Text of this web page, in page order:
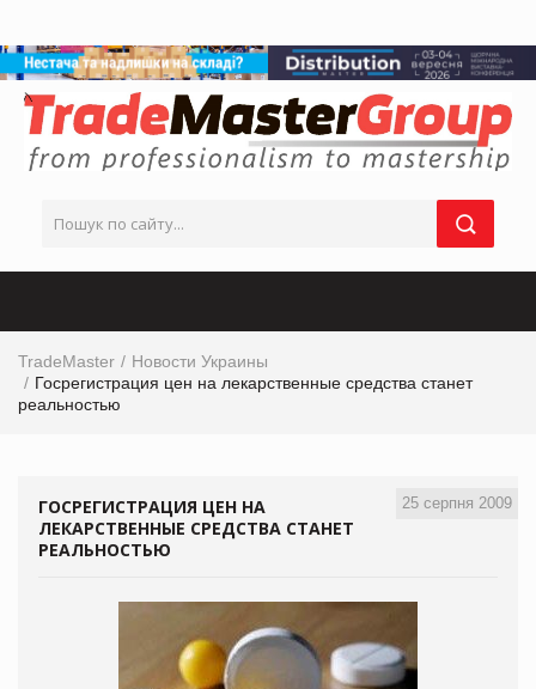
TradeMaster
Новости Украины
Госрегистрация цен на лекарственные средства станет
реальностью
25 серпня 2009
ГОСРЕГИСТРАЦИЯ ЦЕН НА
ЛЕКАРСТВЕННЫЕ СРЕДСТВА СТАНЕТ
РЕАЛЬНОСТЬЮ